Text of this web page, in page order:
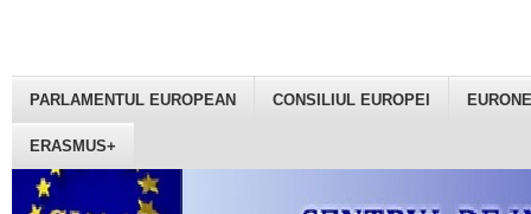
PARLAMENTUL EUROPEAN CONSILIUL EUROPEI
ERASMUS+